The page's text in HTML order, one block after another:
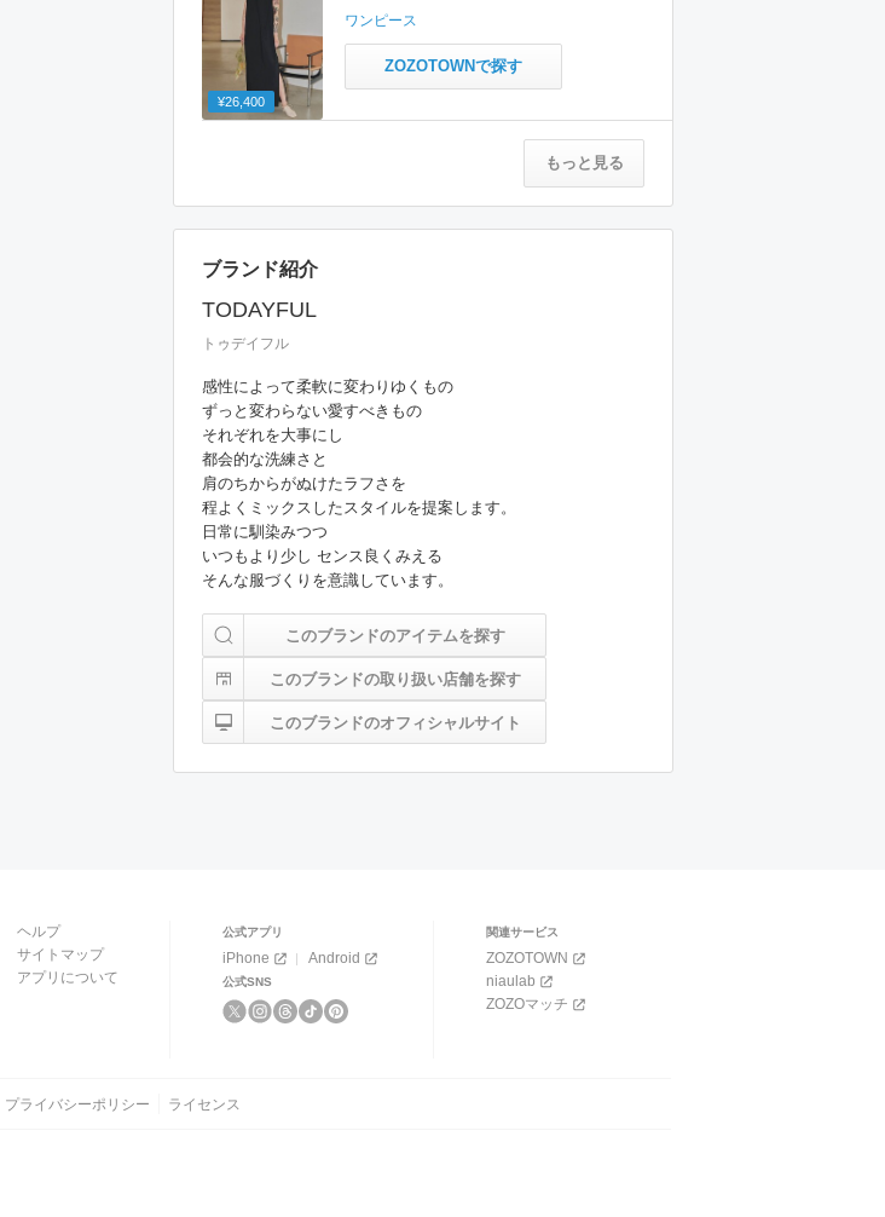
¥26,400
ワンピース
ZOZOTOWNで探す
もっと見る
ブランド紹介
TODAYFUL
トゥデイフル
感性によって柔軟に変わりゆくもの
ずっと変わらない愛すべきもの
それぞれを大事にし
都会的な洗練さと
肩のちからがぬけたラフさを
程よくミックスしたスタイルを提案します。
日常に馴染みつつ
いつもより少し センス良くみえる
そんな服づくりを意識しています。
このブランドのアイテムを探す
このブランドの取り扱い店舗を探す
このブランドのオフィシャルサイト
ヘルプ
サイトマップ
アプリについて
公式アプリ
iPhone Android
公式SNS
関連サービス
ZOZOTOWN
niaulab
ZOZOマッチ
プライバシーポリシー ライセンス